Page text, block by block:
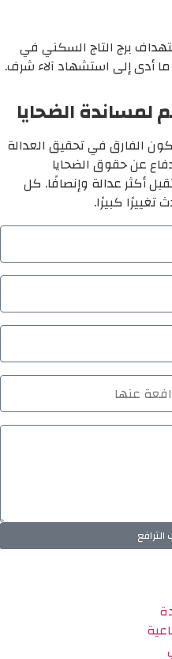
برج التاج السكني في
أدى إلى استشهاد آلاء شرف.
لمساندة الضحايا
الفارق في تحقيق العدالة
عن حقوق الضحايا
أكثر عدالة وإنصافًا. كل
كبيرًا.